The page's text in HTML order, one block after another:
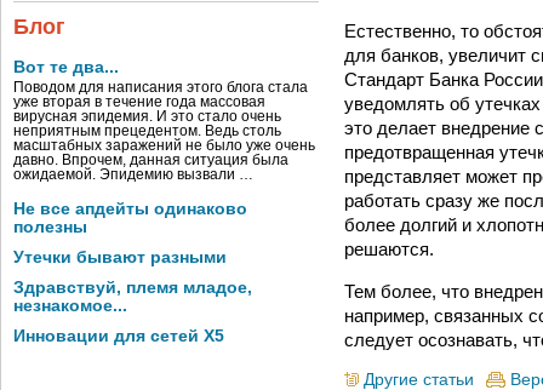
Блог
Вот те два...
Поводом для написания этого блога стала
уже вторая в течение года массовая
вирусная эпидемия. И это стало очень
неприятным прецедентом. Ведь столь
масштабных заражений не было уже очень
давно. Впрочем, данная ситуация была
ожидаемой. Эпидемию вызвали …
Не все апдейты одинаково
полезны
Утечки бывают разными
Здравствуй, племя младое,
незнакомое...
Инновации для сетей X5
Естественно, то
для банков, увеличит
Стандарт Банка
уведомлять об
это делает
предотвращенная
представляет может
работать сразу же
более долгий и
решаются.
Тем более, что
например, связанных
следует осознавать,
Другие статьи